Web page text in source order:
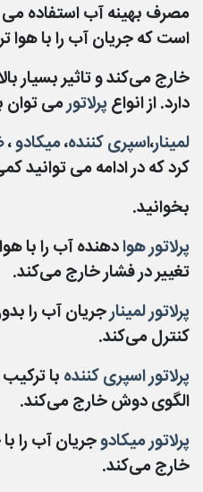
مصرف بهینه آب استفاده می
است که جریان آب را با هوا
خارج می‌کند و تاثیر بسیار
دارد. از انواعپرلاتورمی توان
لمینار،اسپری کننده،میکادو،
کرد که در ادامه می توانید
بخوانید.
پرلاتور هوادهنده آب را با
تغییر در فشار خارج می‌کند.
پرلاتور لمینارجریان آب را
کنترل می‌کند.
پرلاتور اسپری کننده با
الگوی دوش خارج می‌کند.
پرلاتور میکادوجریان آب را
خارج می‌کند.